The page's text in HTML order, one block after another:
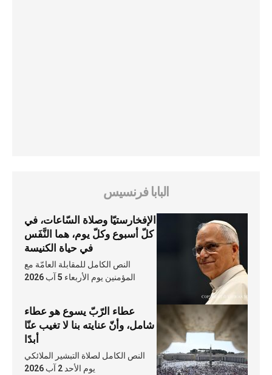
البابا فرنسيس
الإفخارستيّا وصلاة السّاعات، في
كلّ أسبوع وكلّ يوم، هما النَّفَس
في حياة الكنيسة
النص الكامل للمقابلة العامّة مع
المؤمنين يوم الأربعاء 5 آب 2026
عطاء الرّبّ يسوع هو عطاء
شامل، وأنّ عنايته بنا لا تغيب عنّا
أبدًا
النص الكامل لصلاة التبشير الملائكي
يوم الأحد 2 آب 2026